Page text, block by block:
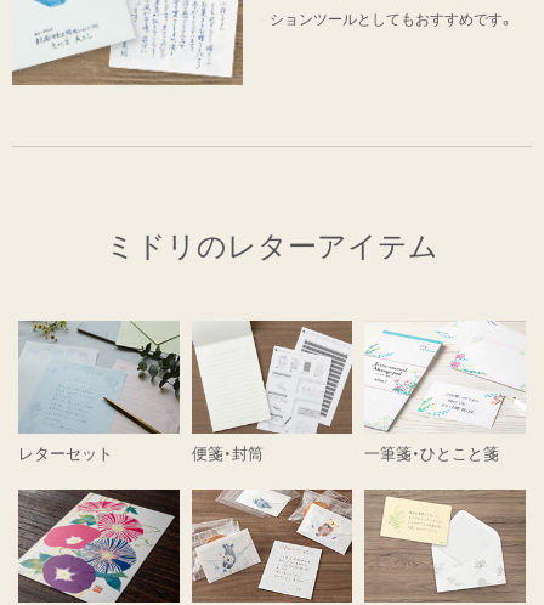
ションツールとしてもおすすめです。
ミドリのレターアイテム
レターセット 便箋・封筒 一筆箋・ひとこと箋